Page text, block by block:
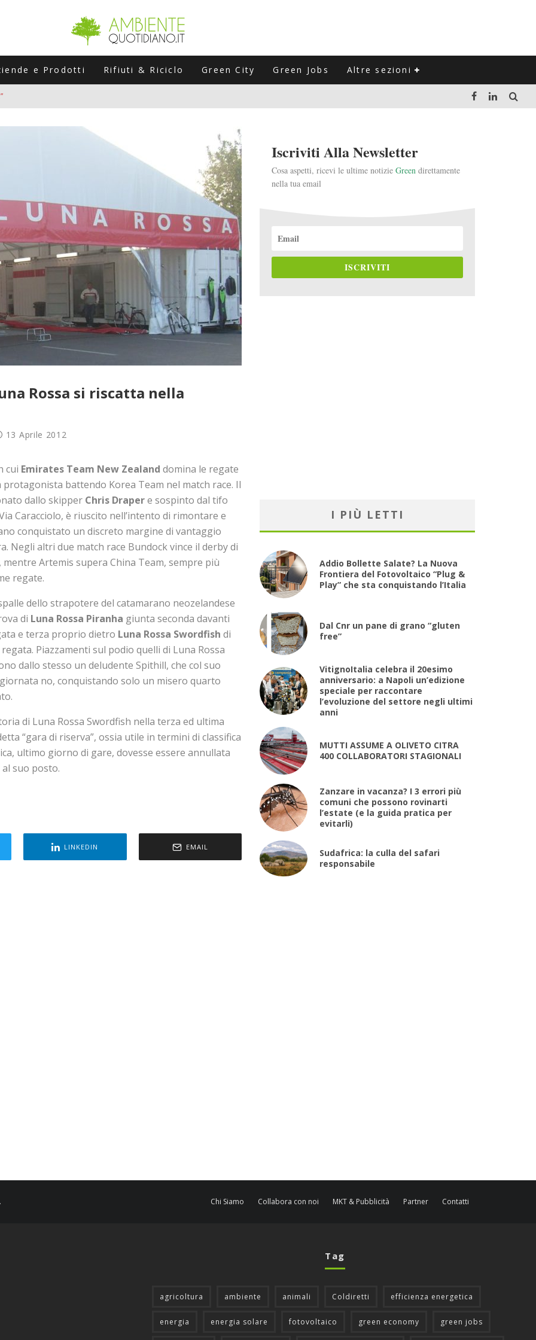
e Prodotti Rifiuti & Riciclo Green City Green Jobs Altre sezioni
STAGIONALI
CHE POSSONO ROVINARTI L’ESTATE (E LA GUIDA PRATICA PER EVITARLI)
DEL FOTOVOLTAICO "PLUG & PLAY" CHE STA CONQUISTANDO L'ITALIA
Rossa si riscatta nella
13 Aprile 2012
cui Emirates Team New Zealand domina le regate
battendo Korea Team nel match race. Il
dallo skipper Chris Drapere sospinto dal tifo
Caracciolo, è riuscito nell’intento di rimontare e
conquistato un discreto margine di vantaggio
Negli altri due match race Bundock vince il derby di
Artemis supera China Team, sempre più
regate.
dello strapotere del catamarano neozelandese
di Luna Rossa Piranha giunta seconda davanti
e terza proprio dietro Luna Rossa Swordfish di
Piazzamenti sul podio quelli di Luna Rossa
dallo stesso un deludente Spithill, che col suo
no, conquistando solo un misero quarto
di Luna Rossa Swordfish nella terza ed ultima
“gara di riserva”, ossia utile in termini di classifica
ultimo giorno di gare, dovesse essere annullata
suo posto.
LINKEDIN EMAIL
Iscriviti Alla Newsletter
Cosa aspetti, ricevi le ultime notizie Green direttamente
nella tua email
ISCRIVITI
I PIÙ LETTI
Addio Bollette Salate? La Nuova
Frontiera del Fotovoltaico “Plug &
Play” che sta conquistando l’Italia
Dal Cnr un pane di grano “gluten
free”
VitignoItalia celebra il 20esimo
anniversario: a Napoli un’edizione
speciale per raccontare
l’evoluzione del settore negli ultimi
anni
MUTTI ASSUME A OLIVETO CITRA
400 COLLABORATORI STAGIONALI
Zanzare in vacanza? I 3 errori più
comuni che possono rovinarti
l’estate (e la guida pratica per
evitarli)
Sudafrica: la culla del safari
responsabile
Chi Siamo Collabora con noi MKT & Pubblicità Partner Contatti
Tag
agricoltura ambiente animali Coldiretti efficienza energetica
energia energia solare fotovoltaico green economy green jobs